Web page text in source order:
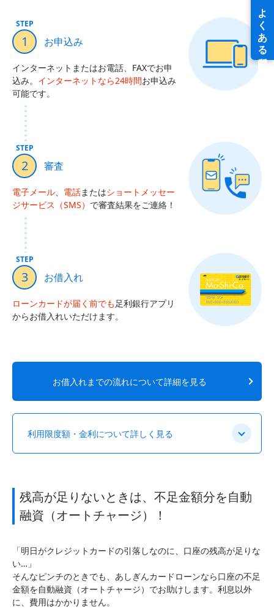
STEP
1 お申込み
インターネットまたはお電話、FAXでお申
込み。 インターネットなら24時間お申込み
可能です。
STEP
2 審査
電子メール、 電話またはショートメッセー
ジサービス（SMS） で審査結果をご連絡！
STEP
3 お借入れ
ローンカードが届く前でも足利銀行アプリ
からお借入れいただけます。
お借入れまでの流れについて詳細を見る
利用限度額・金利について詳しく見る
残高が足りないときは、不足金額分を自動
融資（オートチャージ）！
「明日がクレジットカードの引落しなのに、口座の残高が足りな
い…」
そんなピンチのときでも、あしぎんカードローンなら口座の不足
金額を自動融資（オートチャージ）でお助けします。利息以外
に、費用はかかりません。